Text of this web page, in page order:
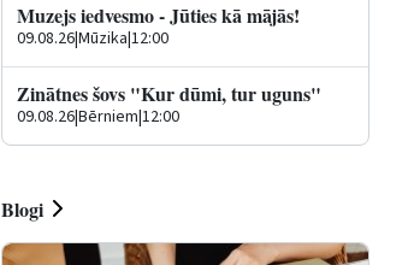
Muzejs iedvesmo - Jūties kā mājās!
09.08.26|Mūzika|12:00
Zinātnes šovs "Kur dūmi, tur uguns"
09.08.26|Bērniem|12:00
Blogi